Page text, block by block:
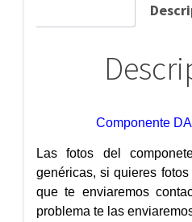
Componente
Las fotos del
genéricas, si quieres
que te enviaremos
problema te las